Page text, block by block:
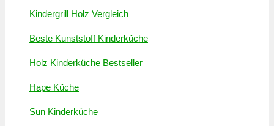
Kindergrill Holz Vergleich
Beste Kunststoff Kinderküche
Holz Kinderküche Bestseller
Hape Küche
Sun Kinderküche